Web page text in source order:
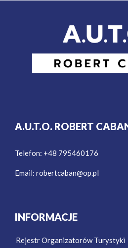
A.U.T.O. ROBERT
Telefon: +48 795460176
Email: robertcaban@op.pl
INFORMACJE
Rejestr Organizatorów Turystyki